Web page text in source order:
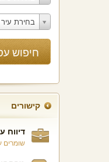
בחירת עיר
קישורים
דיווח
שומרים